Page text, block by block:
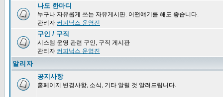
나도 한마디
누구나 자유롭게 쓰는 자유게시판. 어떤얘기를 해도 좋습니다.
관리자 커피닉스 운영진
구인 / 구직
시스템 운영 관련 구인, 구직 게시판
관리자 커피닉스 운영진
알리자
공지사항
홈페이지 변경사항, 소식, 기타 알릴 것 알려드립니다.